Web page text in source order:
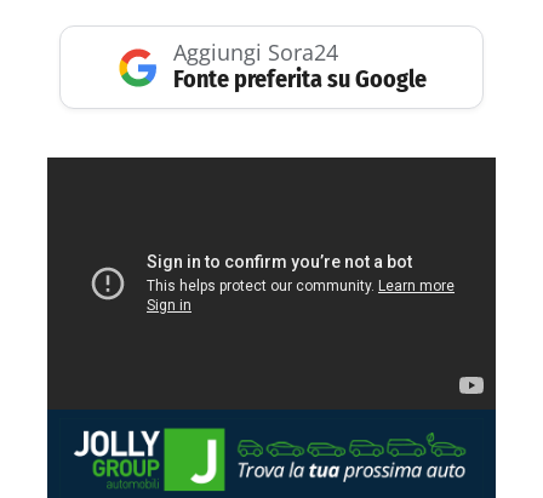
Aggiungi Sora24
Fonte preferita su Google